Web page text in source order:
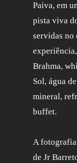
Paiva, em
pista viva
servidas no
Brahma,
Sol, água
mineral,
buffet.
A
de Jr